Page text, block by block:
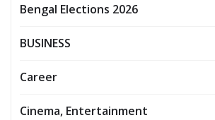
Bengal Elections 2026
BUSINESS
Career
Cinema, Entertainment